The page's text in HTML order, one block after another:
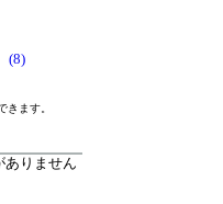
(8)
ます。
ありません